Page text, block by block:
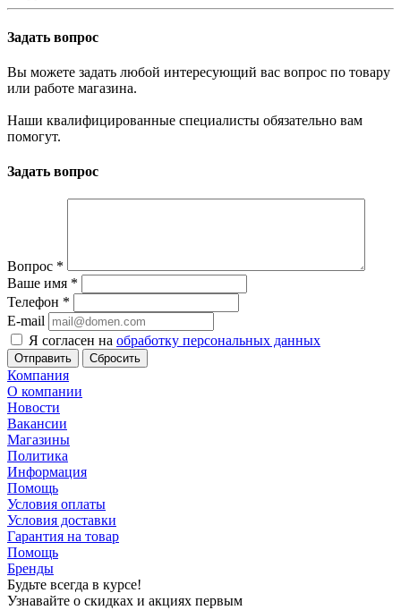
Задать вопрос
Вы можете задать любой интересующий вас вопрос по товару
или работе магазина.
Наши квалифицированные специалисты обязательно вам
помогут.
Задать вопрос
Вопрос *
Ваше имя *
Телефон *
E-mail
Я согласен на обработку персональных данных
Сбросить
Компания
О компании
Новости
Вакансии
Магазины
Политика
Информация
Помощь
Условия оплаты
Условия доставки
Гарантия на товар
Помощь
Бренды
Будьте всегда в курсе!
Узнавайте о скидках и акциях первым